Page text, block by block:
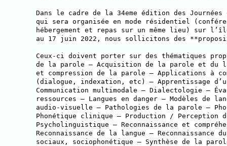
Dans le cadre de la 34eme édition des
qui sera organisée en mode résidentiel
hébergement et repas sur un même lieu) sur
au 17 juin 2022, nous sollicitons des
Ceux-ci doivent porter sur des thématiques
de la parole — Acquisition de la parole et du
et compression de la parole — Applications à
(dialogue, indexation, etc) — Apprentissage
Communication multimodale — Dialectologie —
ressources — Langues en danger — Modèles de
audio-visuelle — Pathologies de la parole —
Phonétique clinique — Production / Perception
Psycholinguistique — Reconnaissance et
Reconnaissance de la langue — Reconnaissance
sociaux, sociophonétique — Synthèse de la